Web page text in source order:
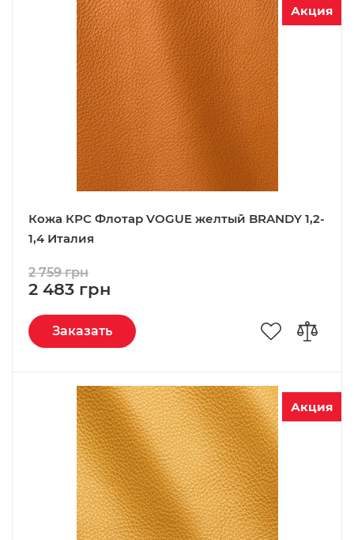
Акция
Кожа КРС Флотар VOGUE желтый BRANDY 1,2-
1,4 Италия
2 483 грн
2 759 грн
Заказать
Акция